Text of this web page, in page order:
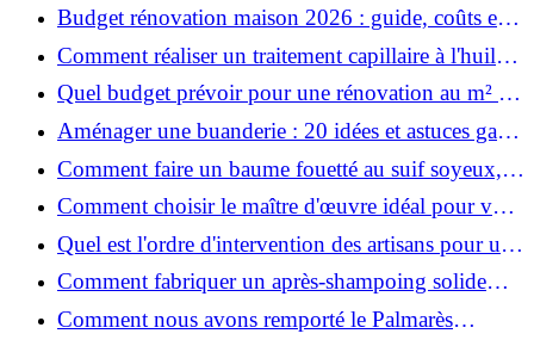
ruiner ?
Budget rénovation maison 2026 : guide, coûts et
astuces
Comment réaliser un traitement capillaire à l'huile
maison efficace ?
Quel budget prévoir pour une rénovation au m² en
2026 ?
Aménager une buanderie : 20 idées et astuces gain
de place pour un espace fonctionnel et stylé
Comment faire un baume fouetté au suif soyeux,
fait maison ?
Comment choisir le maître d'œuvre idéal pour vos
travaux de rénovation ?
Quel est l'ordre d'intervention des artisans pour une
rénovation ?
Comment fabriquer un après-shampoing solide
naturel pour cheveux ?
Comment nous avons remporté le Palmarès